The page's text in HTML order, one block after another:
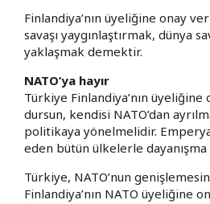
Finlandiya’nın üyeliğine onay
savaşı yaygınlaştırmak, dünya
yaklaşmak demektir.
NATO’ya hayır
Türkiye Finlandiya’nın
dursun, kendisi NATO’dan
politikaya yönelmelidir.
eden bütün ülkelerle
Türkiye, NATO’nun
Finlandiya’nın NATO üyeliğine